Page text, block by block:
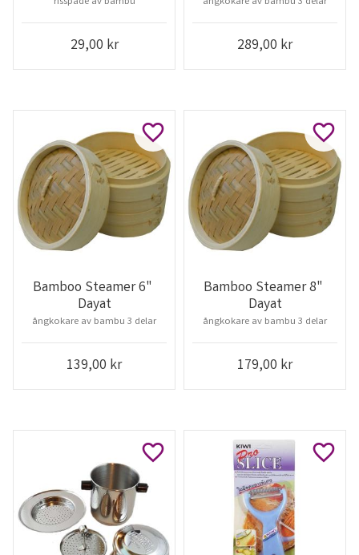
29,00 kr 289,00 kr
Bamboo Steamer 6"
Dayat
ångkokare av bambu 3 delar
139,00 kr
Lägg till i favoriter
Bamboo Steamer 8"
Dayat
ångkokare av bambu 3 delar
179,00 kr
Lägg
Lägg till i favoriter Lägg